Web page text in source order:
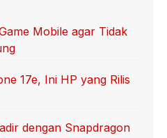
Mobile agar Tidak
17e, Ini HP yang Rilis
dengan Snapdragon